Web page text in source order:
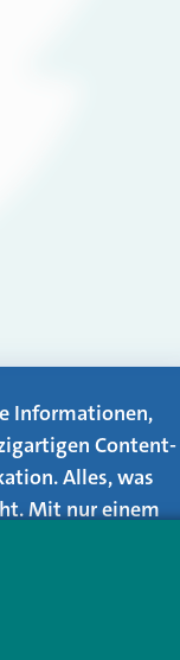
Informationen,
Content-
Alles, was
Mit nur einem